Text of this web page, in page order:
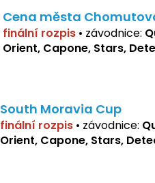
Cena města
finální rozpis • závodnice:
Orient, Capone, Stars,
South Moravia Cup
finální rozpis • závodnice:
Orient, Capone, Stars,